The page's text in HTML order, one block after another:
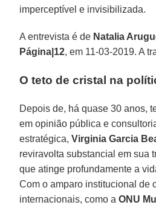
imperceptível e invisibilizada.
A entrevista é de Natalia
Página|12, em 11-03-2019. A
O teto de cristal na
Depois de, há quase 30 anos,
em opinião pública e
estratégica,Virginia Garcia
reviravolta substancial em sua
que atinge profundamente a
Com o amparo institucional de
internacionais, como aONU